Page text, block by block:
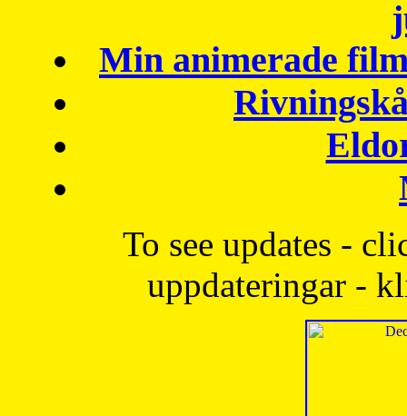
Min animerade
To see updates -
uppdateringar -